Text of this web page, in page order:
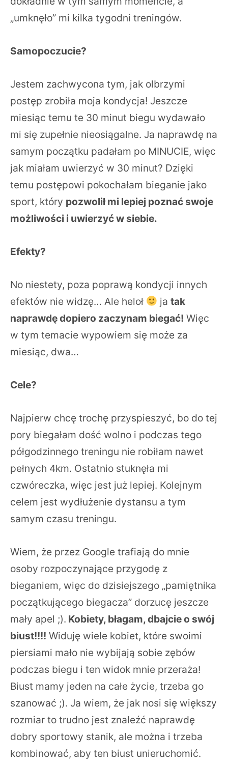
„umknęło” mi kilka tygodni treningów.
Samopoczucie?
Jestem zachwycona tym, jak olbrzymi
postęp zrobiła moja kondycja! Jeszcze
miesiąc temu te 30 minut biegu wydawało
mi się zupełnie nieosiągalne. Ja naprawdę na
samym początku padałam po MINUCIE, więc
jak miałam uwierzyć w 30 minut? Dzięki
temu postępowi pokochałam bieganie jako
sport, który pozwolił mi lepiej poznać swoje
możliwości i uwierzyć w siebie.
Efekty?
No niestety, poza poprawą kondycji innych
efektów nie widzę… Ale heloł
ja tak
naprawdę dopiero zaczynam biegać! Więc
w tym temacie wypowiem się może za
miesiąc, dwa…
Cele?
Najpierw chcę trochę przyspieszyć, bo do tej
pory biegałam dość wolno i podczas tego
półgodzinnego treningu nie robiłam nawet
pełnych 4km. Ostatnio stuknęła mi
czwóreczka, więc jest już lepiej. Kolejnym
celem jest wydłużenie dystansu a tym
samym czasu treningu.
Wiem, że przez Google trafiają do mnie
osoby rozpoczynające przygodę z
bieganiem, więc do dzisiejszego „pamiętnika
początkującego biegacza” dorzucę jeszcze
mały apel ;). Kobiety, błagam, dbajcie o swój
biust!!!! Widuję wiele kobiet, które swoimi
piersiami mało nie wybijają sobie zębów
podczas biegu i ten widok mnie przeraża!
Biust mamy jeden na całe życie, trzeba go
szanować ;). Ja wiem, że jak nosi się większy
rozmiar to trudno jest znaleźć naprawdę
dobry sportowy stanik, ale można i trzeba
kombinować, aby ten biust unieruchomić.